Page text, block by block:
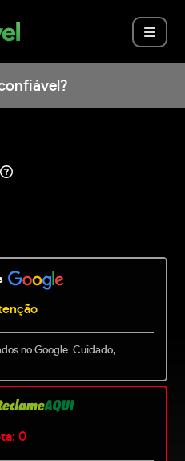
no Google. Cuidado,
0